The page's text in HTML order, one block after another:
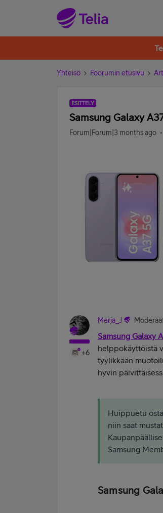
Yhteisö Foorumin etusivu
ESITTELY
Samsung Galaxy
Forum|Forum|3 months ago
+6
Merja_J
Samsung Galaxy
helppokäyttöistä
tyylikkään
hyvin
Huippuetu
niin saat mustat
Samsung
Samsung